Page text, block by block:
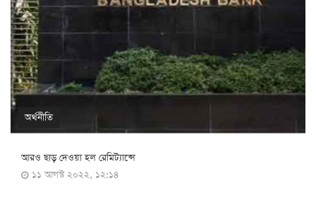
অর্থনীতি
আরও ছাড় দেওয়া হল রেমিট্যান্সে
১১ আগস্ট ২০২২, ১২:১৪